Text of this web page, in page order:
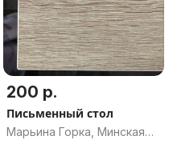
200 р.
Письменный стол
Марьина Горка, Минская